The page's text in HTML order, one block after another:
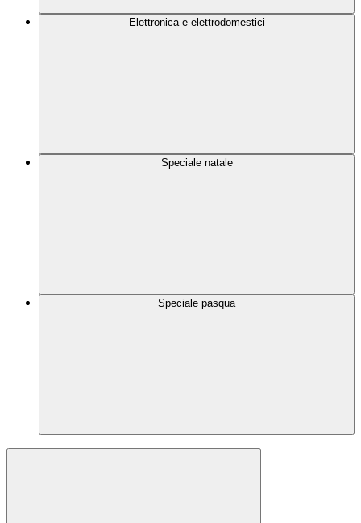
Elettronica e elettrodomestici
Speciale natale
Speciale pasqua